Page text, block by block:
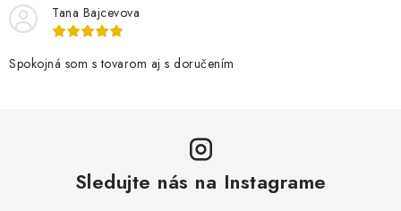
e
r
Tana Bajcevova
Spokojná som s tovarom aj s doručením
Sledujte nás na Instagrame